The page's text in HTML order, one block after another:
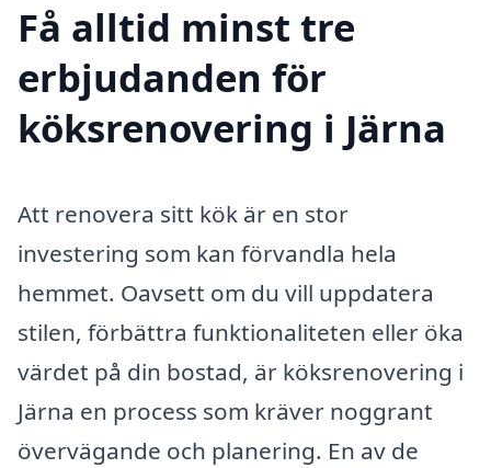
Få alltid minst tre
erbjudanden för
köksrenovering i Järna
Att renovera sitt kök är en stor
investering som kan förvandla hela
hemmet. Oavsett om du vill uppdatera
stilen, förbättra funktionaliteten eller öka
värdet på din bostad, är köksrenovering i
Järna en process som kräver noggrant
övervägande och planering. En av de